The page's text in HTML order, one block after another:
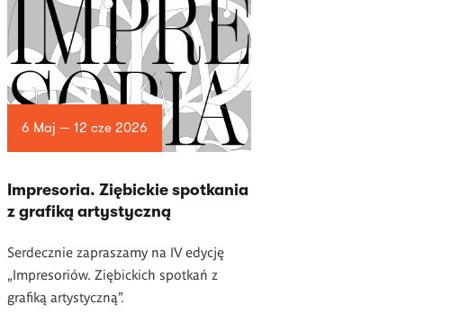
6 Maj — 12 cze 2026
Impresoria. Ziębickie spotkania
z grafiką artystyczną
Serdecznie zapraszamy na IV edycję
„Impresoriów. Ziębickich spotkań z
grafiką artystyczną”.